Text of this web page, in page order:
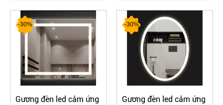
-30%
Gương đèn led cảm ứng
-30%
Gương đèn led cảm ứng